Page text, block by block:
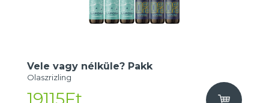
Vele vagy nélküle? Pakk
Olaszrizling